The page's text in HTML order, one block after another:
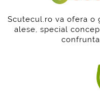
Scutecul.ro va ofera o
alese, special